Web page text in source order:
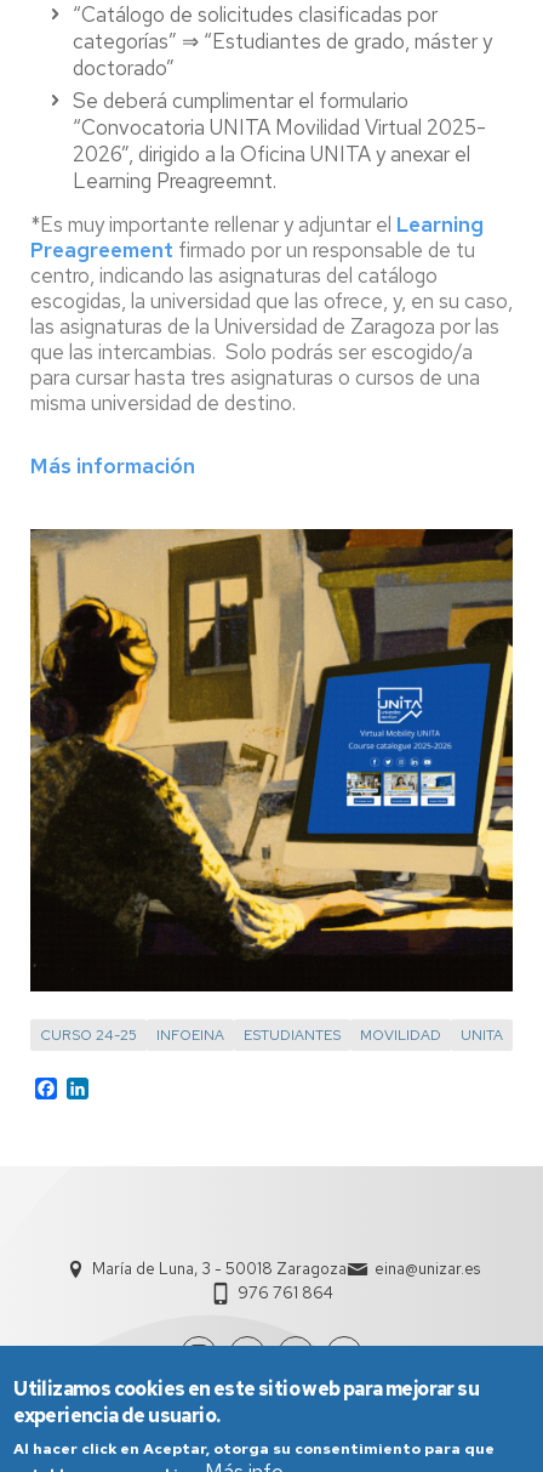
“Catálogo de solicitudes clasificadas por
categorías” ⇒ “Estudiantes de grado, máster y
doctorado”
Se deberá cumplimentar el formulario
“Convocatoria UNITA Movilidad Virtual 2025-
2026”, dirigido a la Oficina UNITA y anexar el
Learning Preagreemnt.
*Es muy importante rellenar y adjuntar el Learning
Preagreement firmado por un responsable de tu
centro, indicando las asignaturas del catálogo
escogidas, la universidad que las ofrece, y, en su caso,
las asignaturas de la Universidad de Zaragoza por las
que las intercambias. Solo podrás ser escogido/a
para cursar hasta tres asignaturas o cursos de una
misma universidad de destino.
Más información
CURSO 24-25 INFOEINA ESTUDIANTES MOVILIDAD UNITA
Facebook
María de Luna, 3 - 50018 Zaragoza
eina@unizar.es
976 761 864
Utilizamos cookies en este sitio web para mejorar su
experiencia de usuario.
Al hacer click en Aceptar, otorga su consentimiento para que